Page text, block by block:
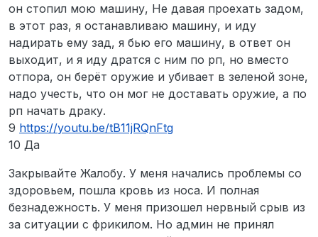
он стопил мою машину, Не давая проехать задом,
в этот раз, я останавливаю машину, и иду
надирать ему зад, я бью его машину, в ответ он
выходит, и я иду дратся с ним по рп, но вместо
отпора, он берёт оружие и убивает в зеленой зоне,
надо учесть, что он мог не доставать оружие, а по
рп начать драку.
9 https://youtu.be/tB11jRQnFtg
10 Да
Закрывайте Жалобу. У меня начались проблемы со
здоровьем, пошла кровь из носа. И полная
безнадежность. У меня призошел нервный срыв из
за ситуации с фрикилом. Но админ не принял